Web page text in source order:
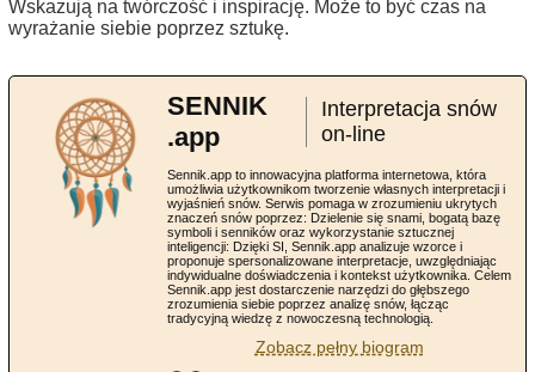
Wskazują na twórczość i inspirację. Może to być czas na
wyrażanie siebie poprzez sztukę.
SENNIK
.app
Interpretacja snów
on-line
Sennik.app to innowacyjna platforma internetowa, która
umożliwia użytkownikom tworzenie własnych interpretacji i
wyjaśnień snów. Serwis pomaga w zrozumieniu ukrytych
znaczeń snów poprzez: Dzielenie się snami, bogatą bazę
symboli i senników oraz wykorzystanie sztucznej
inteligencji: Dzięki SI, Sennik.app analizuje wzorce i
proponuje spersonalizowane interpretacje, uwzględniając
indywidualne doświadczenia i kontekst użytkownika. Celem
Sennik.app jest dostarczenie narzędzi do głębszego
zrozumienia siebie poprzez analizę snów, łącząc
tradycyjną wiedzę z nowoczesną technologią.
Zobacz pełny biogram